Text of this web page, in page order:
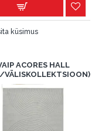
küsimus
ACORES HALL
VÄLISKOLLEKTSIOON)